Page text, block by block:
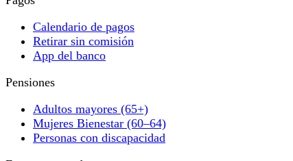
Calendario de pagos
Retirar sin comisión
App del banco
Pensiones
Adultos mayores (65+)
Mujeres Bienestar (60–64)
Personas con discapacidad